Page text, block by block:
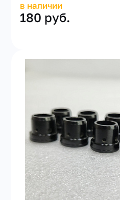
в наличии
180 руб.